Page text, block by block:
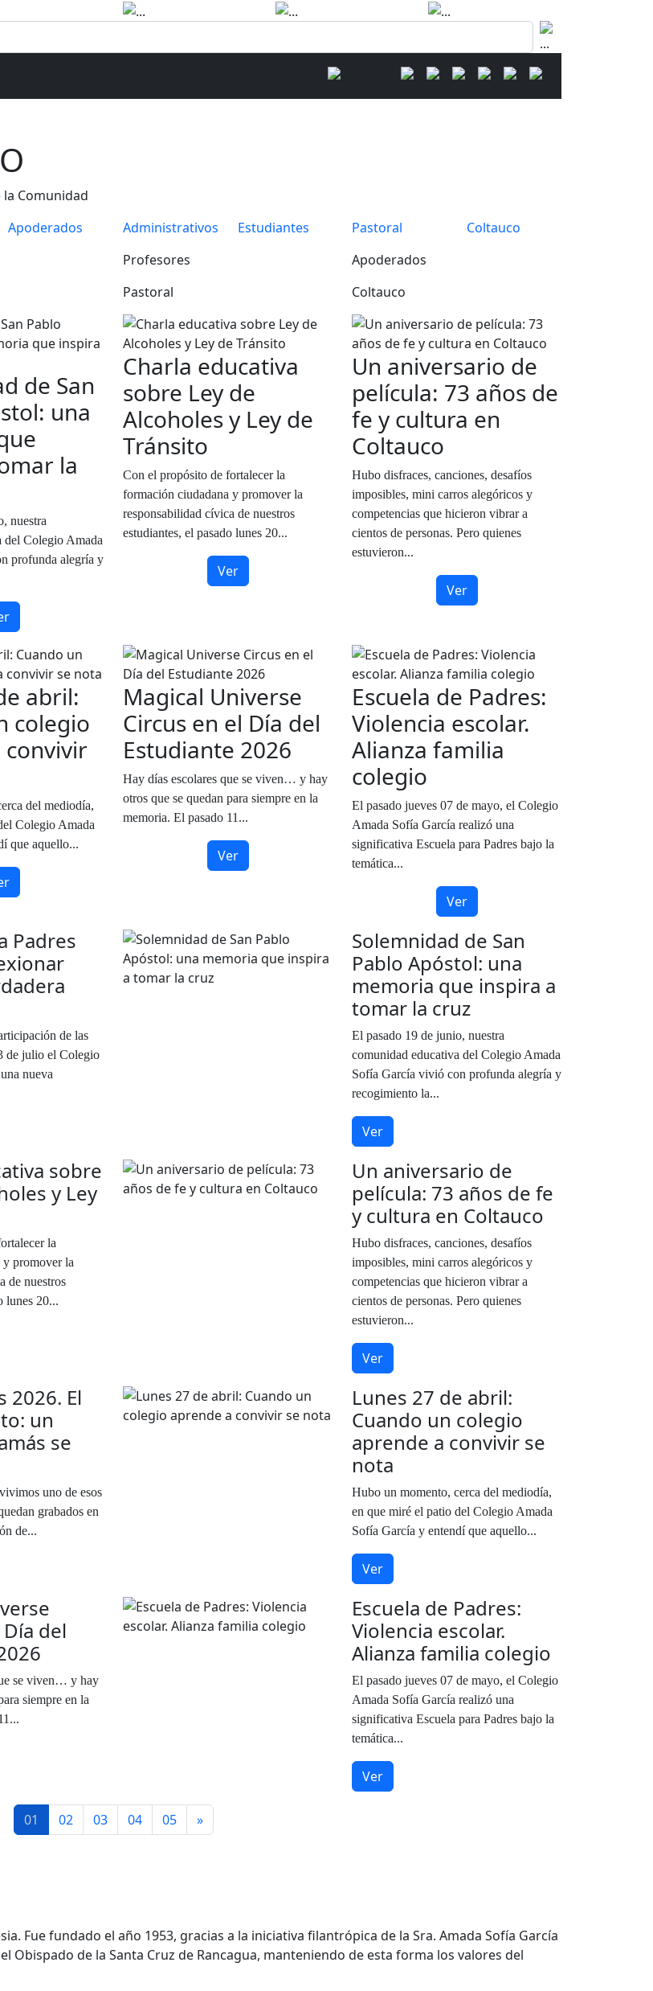
Comunidad
Apoderados Administrativos Estudiantes Pastoral
Coltauco
Profesores
Apoderados
Pastoral Coltauco
de San
una
la
nuestra
del Colegio Amada
profunda alegría y
Charla educativa
sobre Ley de
Alcoholes y Ley de
Tránsito
Con el propósito de fortalecer la
formación ciudadana y promover la
responsabilidad cívica de nuestros
estudiantes, el pasado lunes 20...
Ver
Un aniversario de
película: 73 años de
fe y cultura en
Coltauco
Hubo disfraces, canciones, desafíos
imposibles, mini carros alegóricos y
competencias que hicieron vibrar a
cientos de personas. Pero quienes
estuvieron...
Ver
abril:
colegio
del mediodía,
Colegio Amada
que aquello...
Magical Universe
Circus en el Día del
Estudiante 2026
Hay días escolares que se viven… y hay
otros que se quedan para siempre en la
memoria. El pasado 11...
Ver
Escuela de Padres:
Violencia escolar.
Alianza familia
colegio
El pasado jueves 07 de mayo, el Colegio
Amada Sofía García realizó una
significativa Escuela para Padres bajo la
temática...
Ver
Padres
de las
de julio el Colegio
nueva
Solemnidad de San
Pablo Apóstol: una
memoria que inspira a
tomar la cruz
El pasado 19 de junio, nuestra
comunidad educativa del Colegio Amada
Sofía García vivió con profunda alegría y
recogimiento la...
Ver
sobre
y Ley
la
promover la
de nuestros
lunes 20...
Un aniversario de
película: 73 años de fe
y cultura en Coltauco
Hubo disfraces, canciones, desafíos
imposibles, mini carros alegóricos y
competencias que hicieron vibrar a
cientos de personas. Pero quienes
estuvieron...
Ver
2026. El
un
se
uno de esos
grabados en
de...
Lunes 27 de abril:
Cuando un colegio
aprende a convivir se
nota
Hubo un momento, cerca del mediodía,
en que miré el patio del Colegio Amada
Sofía García y entendí que aquello...
Ver
del
se viven… y hay
siempre en la
Escuela de Padres:
Violencia escolar.
Alianza familia colegio
El pasado jueves 07 de mayo, el Colegio
Amada Sofía García realizó una
significativa Escuela para Padres bajo la
temática...
Ver
01 02 03 04 05 »
Fue fundado el año 1953, gracias a la iniciativa filantrópica de la Sra. Amada Sofía García
Obispado de la Santa Cruz de Rancagua, manteniendo de esta forma los valores del